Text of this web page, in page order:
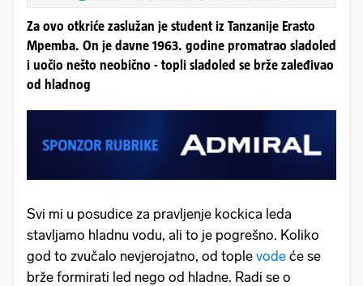
Za ovo otkriće zaslužan je student iz Tanzanije Erasto
Mpemba. On je davne 1963. godine promatrao sladoled
i uočio nešto neobično - topli sladoled se brže zaleđivao
od hladnog
Svi mi u posudice za pravljenje kockica leda
stavljamo hladnu vodu, ali to je pogrešno. Koliko
god to zvučalo nevjerojatno, od tople vode će se
brže formirati led nego od hladne. Radi se o